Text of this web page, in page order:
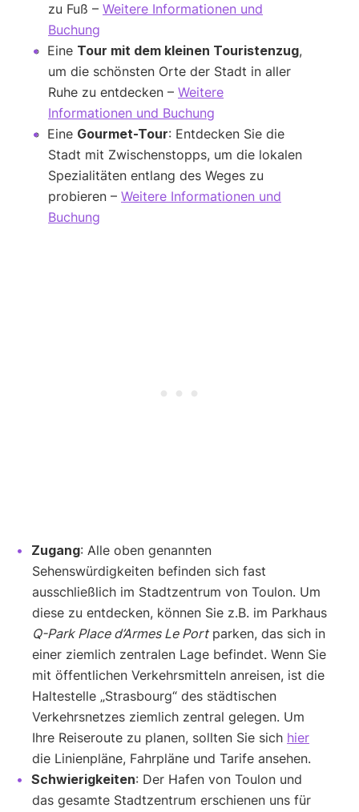
zu Fuß – Weitere Informationen und
Buchung
Eine Tour mit dem kleinen Touristenzug,
um die schönsten Orte der Stadt in aller
Ruhe zu entdecken – Weitere
Informationen und Buchung
Eine Gourmet-Tour: Entdecken Sie die
Stadt mit Zwischenstopps, um die lokalen
Spezialitäten entlang des Weges zu
probieren – Weitere Informationen und
Buchung
Zugang: Alle oben genannten
Sehenswürdigkeiten befinden sich fast
ausschließlich im Stadtzentrum von Toulon. Um
diese zu entdecken, können Sie z.B. im Parkhaus
Q-Park Place d’Armes Le Portparken, das sich in
einer ziemlich zentralen Lage befindet. Wenn Sie
mit öffentlichen Verkehrsmitteln anreisen, ist die
Haltestelle „Strasbourg“ des städtischen
Verkehrsnetzes ziemlich zentral gelegen. Um
Ihre Reiseroute zu planen, sollten Sie sich hier
die Linienpläne, Fahrpläne und Tarife ansehen.
Schwierigkeiten: Der Hafen von Toulon und
das gesamte Stadtzentrum erschienen uns für